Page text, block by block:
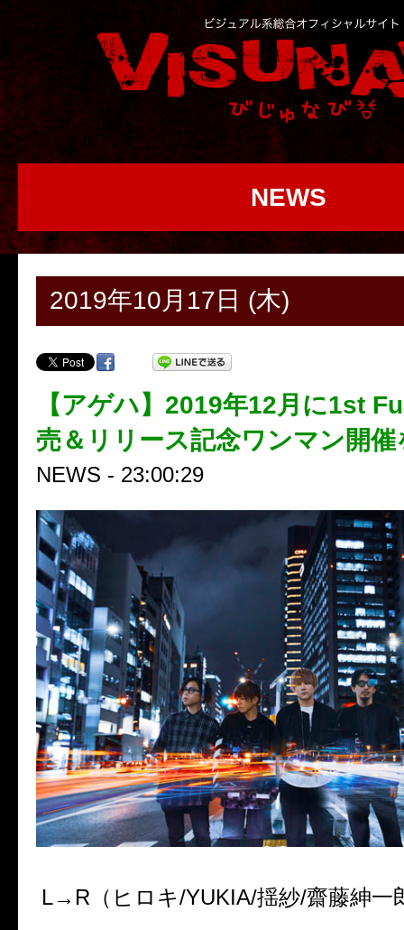
NEWS
2019年10月17日 (木)
【アゲハ】2019年12月に1st
売＆リリース記念ワンマン開催
NEWS - 23:00:29
L→R（ヒロキ/YUKIA/揺紗/齋藤紳一